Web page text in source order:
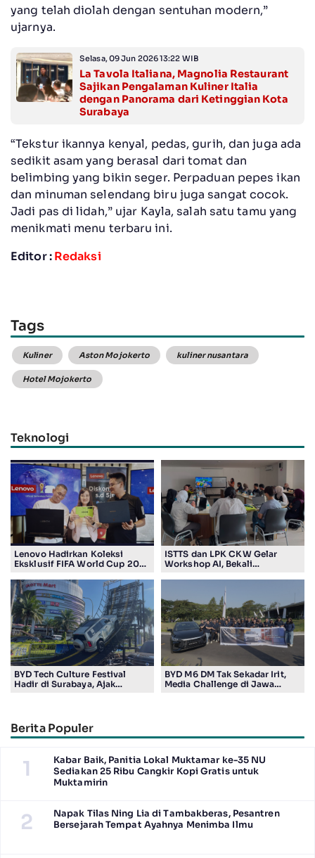
yang telah diolah dengan sentuhan modern,”
ujarnya.
Selasa, 09 Jun 2026 13:22 WIB
La Tavola Italiana, Magnolia Restaurant
Sajikan Pengalaman Kuliner Italia
dengan Panorama dari Ketinggian Kota
Surabaya
“Tekstur ikannya kenyal, pedas, gurih, dan juga ada
sedikit asam yang berasal dari tomat dan
belimbing yang bikin seger. Perpaduan pepes ikan
dan minuman selendang biru juga sangat cocok.
Jadi pas di lidah,” ujar Kayla, salah satu tamu yang
menikmati menu terbaru ini.
Editor :Redaksi
Tags
Kuliner Aston Mojokerto kuliner nusantara
Hotel Mojokerto
Teknologi
Lenovo Hadirkan Koleksi
Eksklusif FIFA World Cup 2026
Penggemar Teknologi dan
Sepak Bola
ISTTS dan LPK CKW Gelar
Workshop AI, Bekali
BYD Tech Culture Festival
Hadir di Surabaya, Ajak
BYD M6 DM Tak Sekadar Irit,
Media Challenge di Jawa
Berita Populer
1
Kabar Baik, Panitia Lokal Muktamar ke-35 NU
Sediakan 25 Ribu Cangkir Kopi Gratis untuk
Muktamirin
2
Napak Tilas Ning Lia di Tambakberas, Pesantren
Bersejarah Tempat Ayahnya Menimba Ilmu